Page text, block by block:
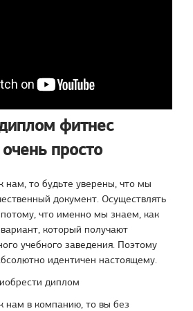
фитнес
просто
нам, то будьте уверены, что мы
документ. Осуществлять
что именно мы знаем, как
который получают
учебного заведения. Поэтому
идентичен настоящему.
диплом
нам в компанию, то вы без